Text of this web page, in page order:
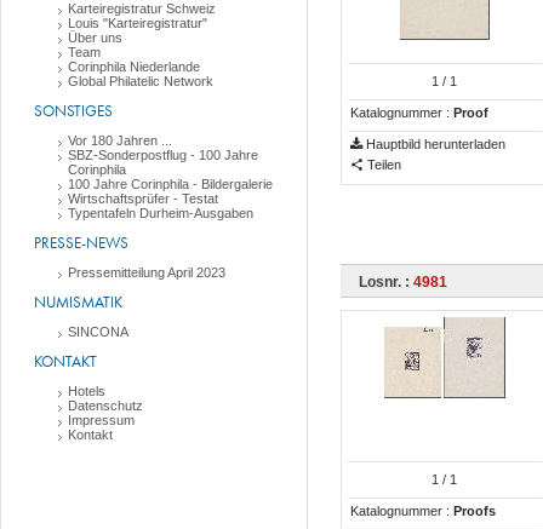
Karteiregistratur Schweiz
Louis "Karteiregistratur"
Über uns
Team
Corinphila Niederlande
Global Philatelic Network
SONSTIGES
Vor 180 Jahren ...
SBZ-Sonderpostflug - 100 Jahre
Corinphila
100 Jahre Corinphila - Bildergalerie
Wirtschaftsprüfer - Testat
Typentafeln Durheim-Ausgaben
PRESSE-NEWS
Pressemitteilung April 2023
NUMISMATIK
SINCONA
KONTAKT
Hotels
Datenschutz
Impressum
Kontakt
1 / 1
Katalognummer : Proof
Hauptbild herunterladen
Teilen
Losnr. : 4981
1 / 1
Katalognummer : Proofs